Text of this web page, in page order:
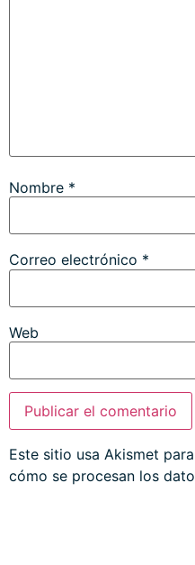
Nombre *
Correo electrónico *
Web
Este sitio usa Akismet
cómo se procesan los